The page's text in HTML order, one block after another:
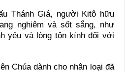
Thánh Giá, người Kitô hữu
nghiêm và sốt sắng, như
yêu và lòng tôn kính đối với
Chúa dành cho nhân loại đã